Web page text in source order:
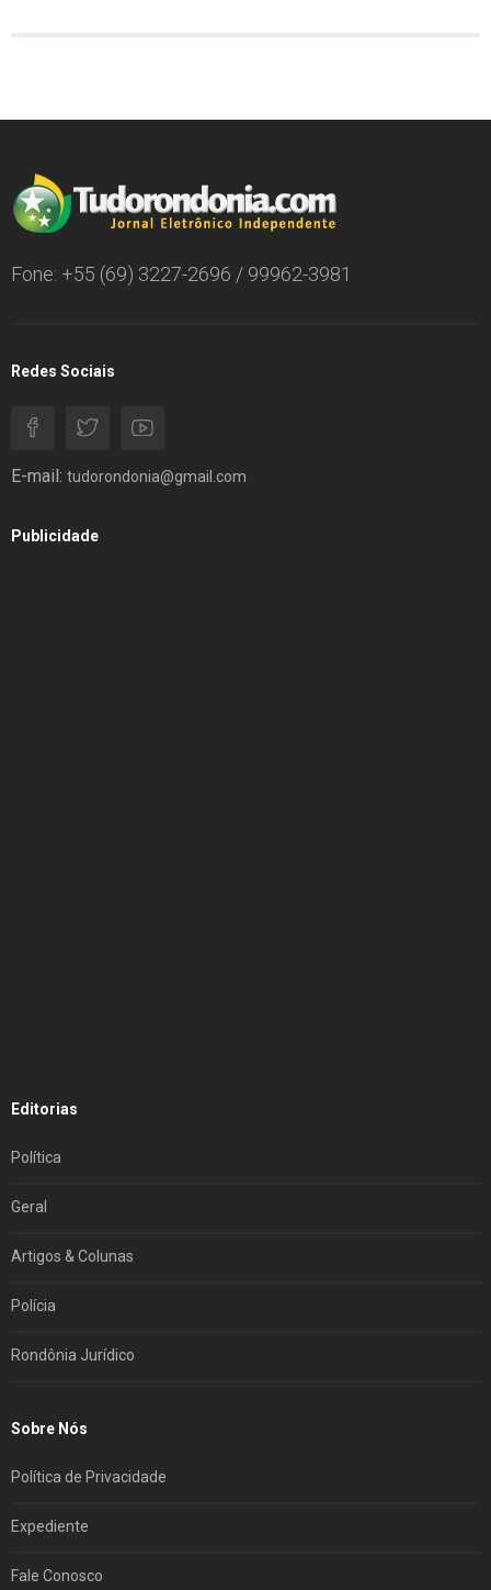
Fone: +55 (69) 3227-2696 / 99962-3981
Redes Sociais
E-mail: tudorondonia@gmail.com
Publicidade
Editorias
Política
Geral
Artigos & Colunas
Polícia
Rondônia Jurídico
Sobre Nós
Política de Privacidade
Expediente
Fale Conosco